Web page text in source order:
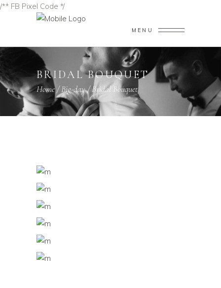
/** FB Pixel Code */
MENU
BRIDAL BOUQUET
Home/Big-day/Bridal Bouquet